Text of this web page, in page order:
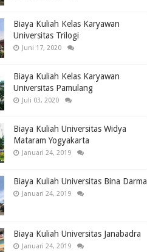
Biaya Kuliah Kelas Karyawan
Universitas Trilogi
Juni 17, 2020
Biaya Kuliah Kelas Karyawan
Universitas Pamulang
Juli 03, 2020
Biaya Kuliah Universitas Widya
Mataram Yogyakarta
Januari 24, 2019
Biaya Kuliah Universitas Bina Darma
Januari 24, 2019
Biaya Kuliah Universitas Janabadra
Januari 24, 2019